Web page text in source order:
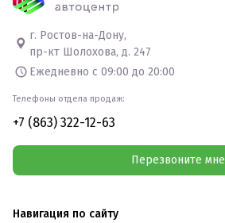
г. Ростов-на-Дону,
пр-кт Шолохова, д. 247
Ежедневно с 09:00 до 20:00
Телефоны отдела продаж:
+7 (863) 322-12-63
Перезвоните мне
Навигация по сайту